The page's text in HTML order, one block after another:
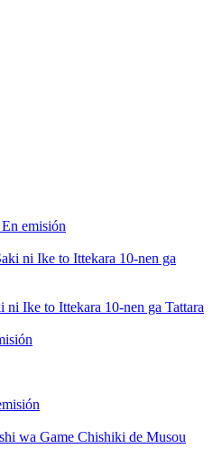
En emisión
Ike to Ittekara 10-nen ga Tattara